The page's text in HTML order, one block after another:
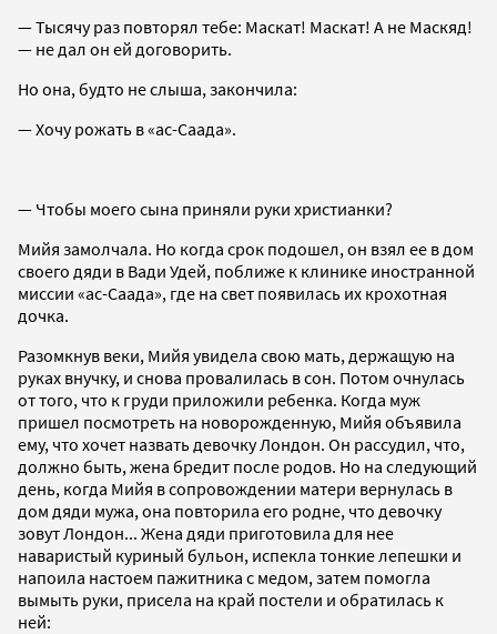
— Тысячу раз повторял тебе: Маскат! Маскат! А не Маскяд!
— не дал он ей договорить.
Но она, будто не слыша, закончила:
— Хочу рожать в «ас-Саада».
— Чтобы моего сына приняли руки христианки?
Мийя замолчала. Но когда срок подошел, он взял ее в дом
своего дяди в Вади Удей, поближе к клинике иностранной
миссии «ас-Саада», где на свет появилась их крохотная
дочка.
Разомкнув веки, Мийя увидела свою мать, держащую на
руках внучку, и снова провалилась в сон. Потом очнулась
от того, что к груди приложили ребенка. Когда муж
пришел посмотреть на новорожденную, Мийя объявила
ему, что хочет назвать девочку Лондон. Он рассудил, что,
должно быть, жена бредит после родов. Но на следующий
день, когда Мийя в сопровождении матери вернулась в
дом дяди мужа, она повторила его родне, что девочку
зовут Лондон... Жена дяди приготовила для нее
наваристый куриный бульон, испекла тонкие лепешки и
напоила настоем пажитника с медом, затем помогла
вымыть руки, присела на край постели и обратилась к
ней: